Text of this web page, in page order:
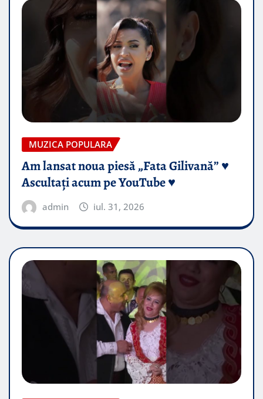
MUZICA POPULARA
Am lansat noua piesă „Fata Gilivană” ♥️
Ascultați acum pe YouTube ♥️
admin iul. 31, 2026